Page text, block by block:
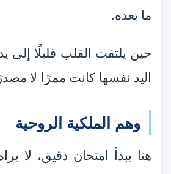
ما بعده.
حين يلتفت القلب قليلًا إلى
اليد نفسها كانت ممرًا لا
وهم الملكية الروحية
هنا يبدأ امتحان دقيق، لا